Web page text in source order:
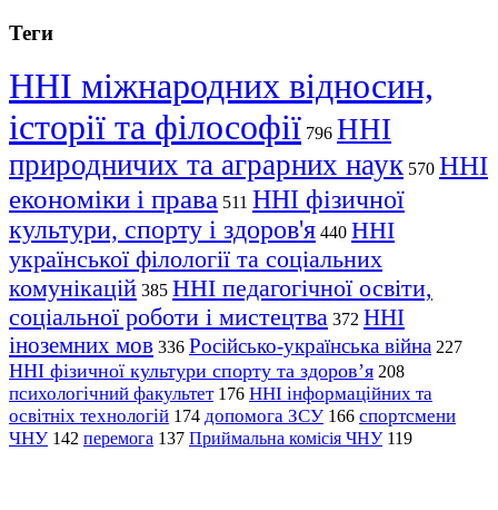
Теги
ННІ міжнародних відносин,
історії та філософії 796 ННІ
природничих та аграрних наук 570 ННІ
економіки і права 511 ННІ фізичної
культури, спорту і здоров'я 440 ННІ
української філології та соціальних
комунікацій 385 ННІ педагогічної освіти,
соціальної роботи і мистецтва 372 ННІ
іноземних мов 336 Російсько-українська війна 227
ННІ фізичної культури спорту та здоров’я 208
психологічний факультет 176 ННІ інформаційних та
освітніх технологій 174 допомога ЗСУ 166 спортсмени
ЧНУ 142 перемога 137 Приймальна комісія ЧНУ 119